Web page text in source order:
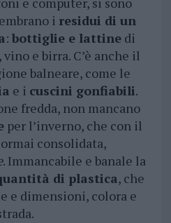
i residui di un
: bottiglie e lattinedi
e birra. C’è anche il
balneare, come le
e i cuscini gonfiabili.
fredda, non mancano
per l’inverno, che con il
consolidata,
. Immancabile e banale la
di plastica, che
e dimensioni, colora e